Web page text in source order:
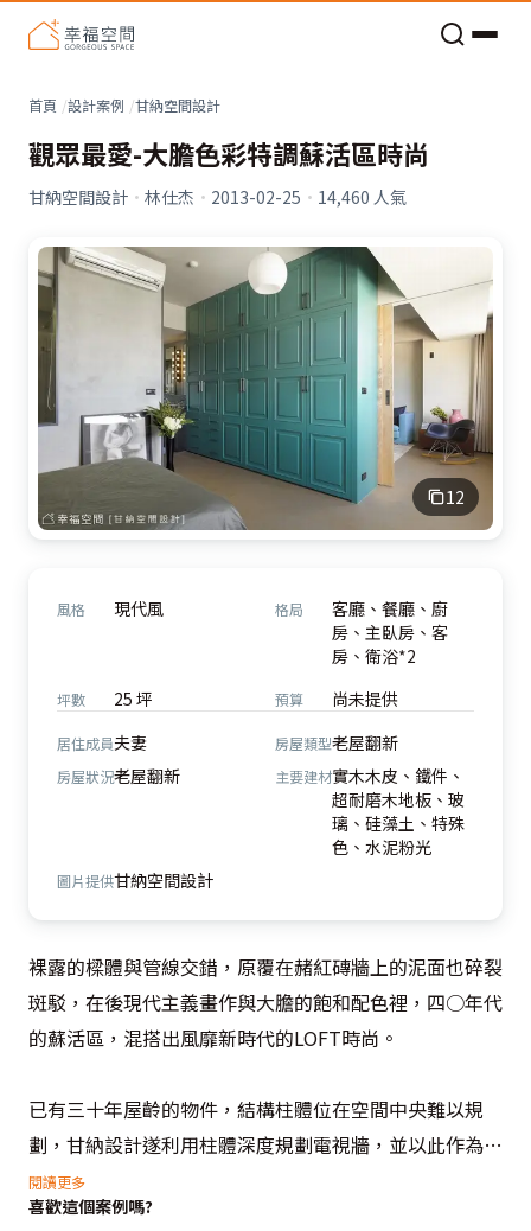
首頁 設計案例 甘納空間設計
觀眾最愛-大膽色彩特調蘇活區時尚
甘納空間設計 · 林仕杰 · 2013-02-25 · 14,460 人氣
12
風格 現代風 格局
客廳、餐廳、廚
房、主臥房、客
房、衛浴*2
坪數 25 坪 預算 尚未提供
居住成員夫妻 房屋類型老屋翻新
房屋狀況老屋翻新 主要建材實木木皮、鐵件、
超耐磨木地板、玻
璃、硅藻土、特殊
色、水泥粉光
圖片提供甘納空間設計
裸露的樑體與管線交錯，原覆在赭紅磚牆上的泥面也碎裂
斑駁，在後現代主義畫作與大膽的飽和配色裡，四○年代
的蘇活區，混搭出風靡新時代的LOFT時尚。
已有三十年屋齡的物件，結構柱體位在空間中央難以規
劃，甘納設計遂利用柱體深度規劃電視牆，並以此作為雙
動縣軸心，形塑開闊放大的空間意象，在不同色階的灰色
基底裡，輔以硅藻土與水泥粉光增添質樸粗獷，並於家具
閱讀更多
喜歡這個案例嗎?